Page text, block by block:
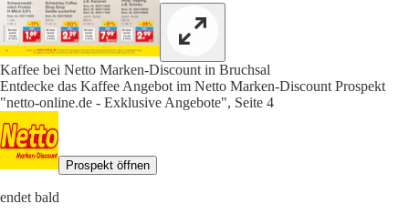
Kaffee bei Netto Marken-Discount in Bruchsal
Entdecke das Kaffee Angebot im Netto Marken-Discount Prospekt
"netto-online.de - Exklusive Angebote", Seite 4
Prospekt öffnen
endet bald